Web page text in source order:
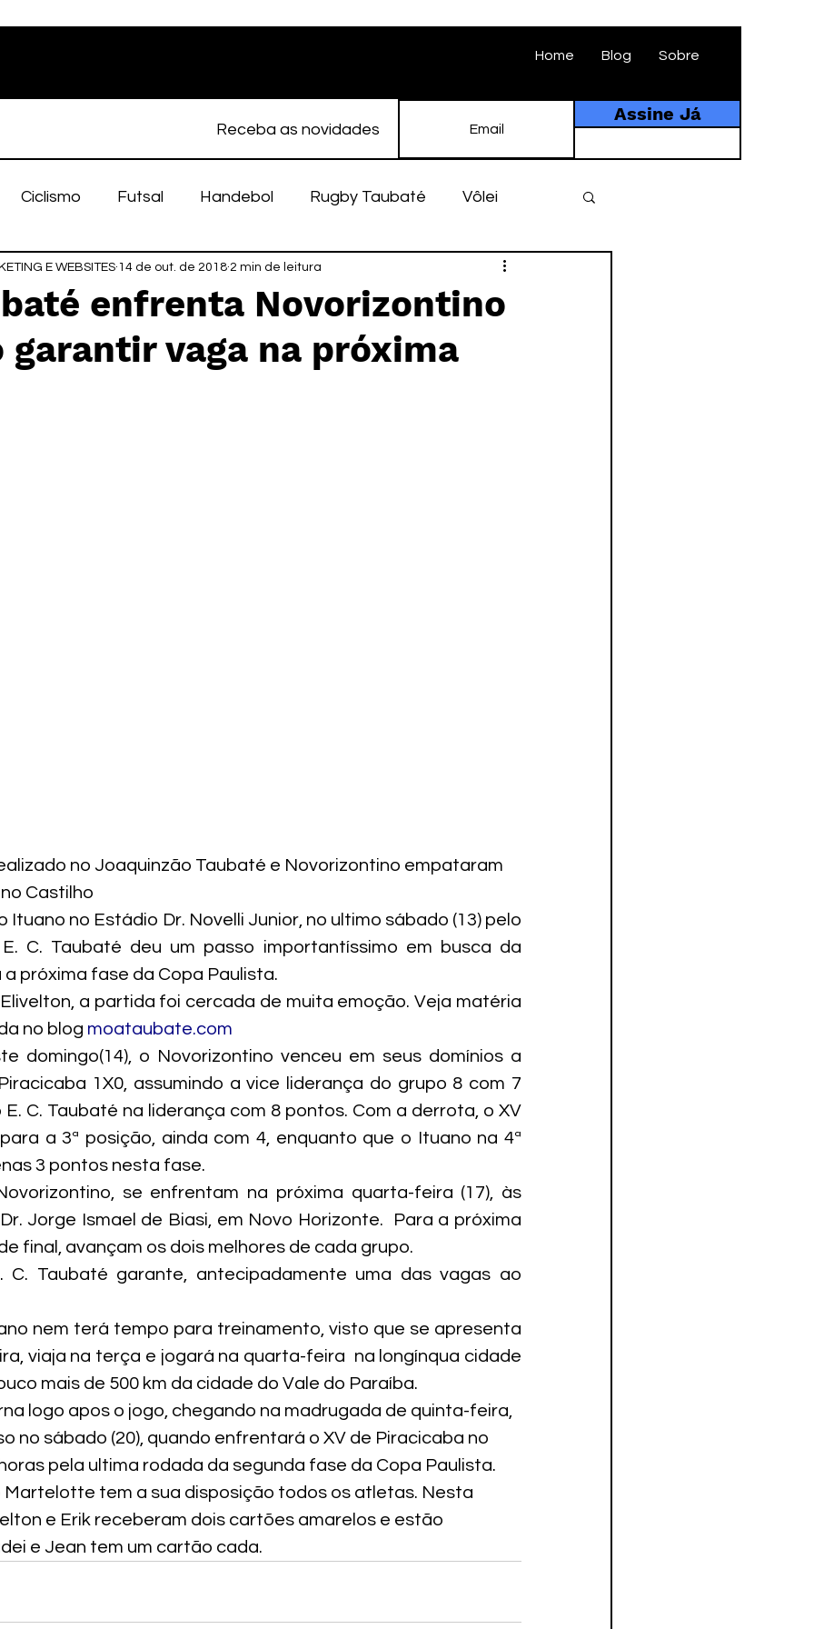
Home Blog Sobre
Receba as novidades
Assine Já
Ciclismo Futsal Handebol Rugby Taubaté Vôlei
Feminino Atletismo EC Taubaté História
Taubaté Fut7 Rugby Fut7 futebol amador
enfrenta Novorizontino
garantir vaga na próxima
E WEBSITES 14 de out. de 2018 2 min de leitura
no Joaquinzão Taubaté e Novorizontino empataram
Castilho
Ituano no Estádio Dr. Novelli Junior, no ultimo sábado (13) pelo
C. Taubaté deu um passo importantíssimo em busca da
próxima fase da Copa Paulista.
a partida foi cercada de muita emoção. Veja matéria
no blog moataubate.com
domingo(14), o Novorizontino venceu em seus domínios a
1X0, assumindo a vice liderança do grupo 8 com 7
C. Taubaté na liderança com 8 pontos. Com a derrota, o XV
a 3ª posição, ainda com 4, enquanto que o Ituano na 4ª
3 pontos nesta fase.
se enfrentam na próxima quarta-feira (17), às
Jorge Ismael de Biasi, em Novo Horizonte.  Para a próxima
final, avançam os dois melhores de cada grupo.
C. Taubaté garante, antecipadamente uma das vagas ao
nem terá tempo para treinamento, visto que se apresenta
viaja na terça e jogará na quarta-feira  na longínqua cidade
mais de 500 km da cidade do Vale do Paraíba.
logo apos o jogo, chegando na madrugada de quinta-feira,
no sábado (20), quando enfrentará o XV de Piracicaba no
pela ultima rodada da segunda fase da Copa Paulista.
Martelotte tem a sua disposição todos os atletas. Nesta
e Erik receberam dois cartões amarelos e estão
e Jean tem um cartão cada.